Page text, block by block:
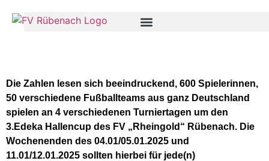
Die Zahlen lesen sich beeindruckend, 600 Spielerinnen,
50 verschiedene Fußballteams aus ganz Deutschland
spielen an 4 verschiedenen Turniertagen um den
3.Edeka Hallencup des FV „Rheingold“ Rübenach. Die
Wochenenden des 04.01/05.01.2025 und
11.01/12.01.2025 sollten hierbei für jede(n)